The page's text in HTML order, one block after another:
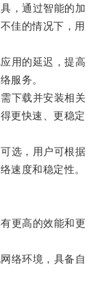
，通过智能的加
佳的情况下，用
用的延迟，提高
服务。
下载并安装相关
更快速、更稳定
选，用户可根据
速度和稳定性。
更高的效能和更
络环境，具备自